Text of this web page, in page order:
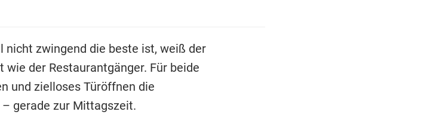
nicht zwingend die beste ist, weiß der
der Restaurantgänger. Für beide
und zielloses Türöffnen die
gerade zur Mittagszeit.